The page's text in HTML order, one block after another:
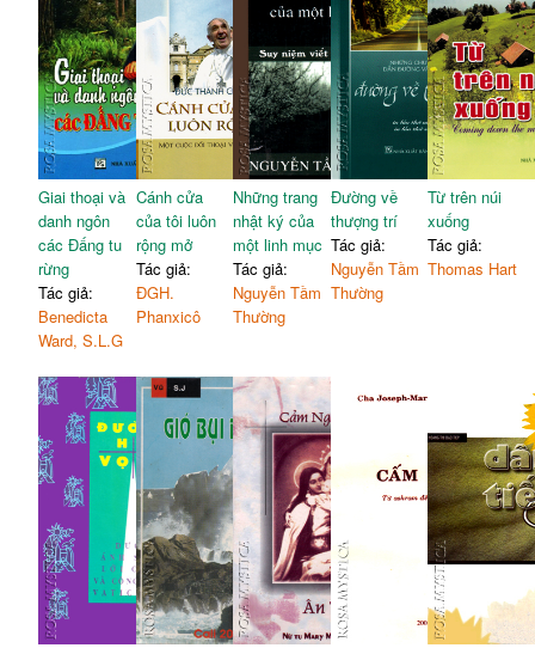
Giai thoại và
danh ngôn
các Đấng tu
rừng
Tác giả:
Benedicta
Ward, S.L.G
Cánh cửa
của tôi luôn
rộng mở
Tác giả:
ĐGH.
Phanxicô
Những trang
nhật ký của
một linh mục
Tác giả:
Nguyễn Tầm
Thường
Đường về
thượng trí
Tác giả:
Nguyễn Tầm
Thường
Từ trên núi
xuống
Tác giả:
Thomas Hart